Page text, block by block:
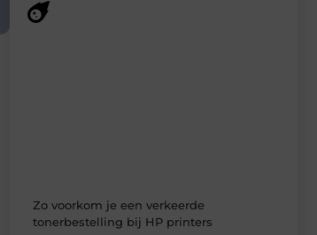
Zo voorkom je een verkeerde
tonerbestelling bij HP printers